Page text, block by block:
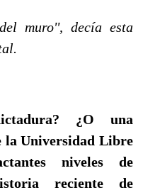
muro'', decía esta
¿O una
la Universidad Libre
niveles de
reciente de